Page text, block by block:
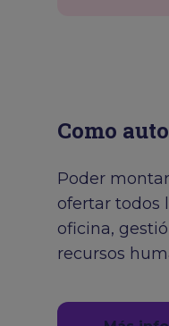
Como
Poder
ofertar todos
oficina,
recursos